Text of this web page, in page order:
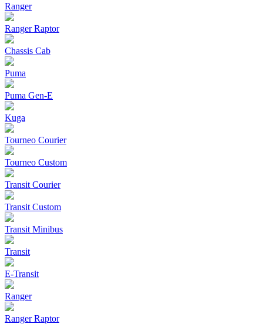
Ranger
Ranger Raptor
Chassis Cab
Puma
Puma Gen‑E
Kuga
Tourneo Courier
Tourneo Custom
Transit Courier
Transit Custom
Transit Minibus
Transit
E-Transit
Ranger
Ranger Raptor